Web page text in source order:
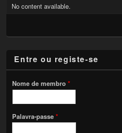
No content available.
Entre ou registe-se
Nome de membro*
Palavra-passe*